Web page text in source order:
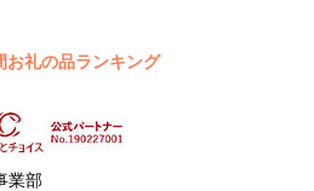
お礼の品ランキング
業部